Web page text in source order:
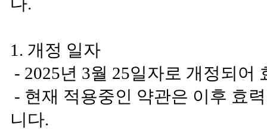
1. 개정 일자
- 2025년 3월 25일자로 개정되어
- 현재 적용중인 약관은 이후 효
니다.